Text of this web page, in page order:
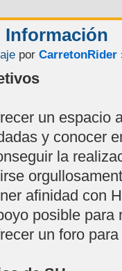
Información
porCarretonRider
un espacio
y conocer
la
afinidad con
posible para
un foro